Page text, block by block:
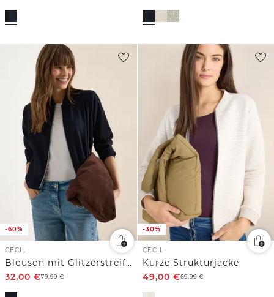
-60%
CECIL
Blouson mit Glitzerstreifen
32,00 €79,99€
-30%
CECIL
Kurze Strukturjacke
49,00 €69,99€